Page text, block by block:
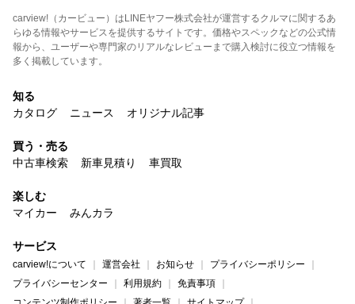
carview!（カービュー）はLINEヤフー株式会社が運営するクルマに関するあ
らゆる情報やサービスを提供するサイトです。価格やスペックなどの公式情
報から、ユーザーや専門家のリアルなレビューまで購入検討に役立つ情報を
多く掲載しています。
知る
カタログ
ニュース オリジナル記事
買う・売る
中古車検索
新車見積り 車買取
楽しむ
マイカー
みんカラ
サービス
carview!について 運営会社 お知らせ
プライバシーポリシー
プライバシーセンター
利用規約
免責事項